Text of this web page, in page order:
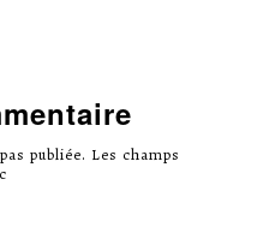
publiée. Les champs